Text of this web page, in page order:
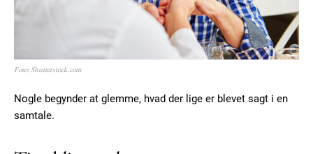
Foto: Shutterstock.com
Nogle begynder at glemme, hvad der lige er blevet sagt i en
samtale.